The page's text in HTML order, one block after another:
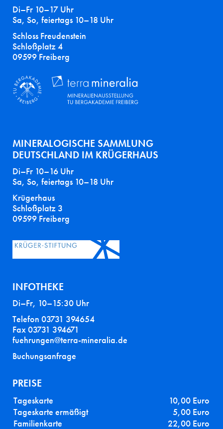
Di–Fr 10–17 Uhr
Sa, So, feiertags 10–18 Uhr
Schloss Freudenstein
Schloßplatz 4
09599 Freiberg
MINERALOGISCHE SAMMLUNG
DEUTSCHLAND IM KRÜGERHAUS
Di–Fr 10–16 Uhr
Sa, So, feiertags 10–18 Uhr
Krügerhaus
Schloßplatz 3
09599 Freiberg
INFOTHEKE
Di–Fr, 10–15:30 Uhr
Telefon 03731 394654
Fax 03731 394671
fuehrungen@terra-mineralia.de
Buchungsanfrage
PREISE
Tageskarte
10,00 Euro
Tageskarte ermäßigt
5,00 Euro
Familienkarte
22,00 Euro